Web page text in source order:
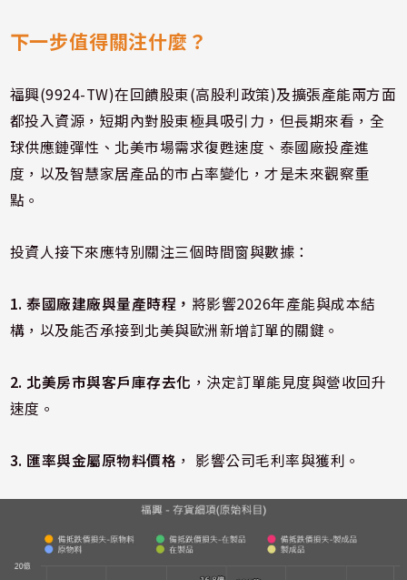
下一步值得關注什麼？
福興(9924-TW)在回饋股東(高股利政策)及擴張產能兩方面
都投入資源，短期內對股東極具吸引力，但長期來看，全
球供應鏈彈性、北美市場需求復甦速度、泰國廠投產進
度，以及智慧家居產品的市占率變化，才是未來觀察重
點。
投資人接下來應特別關注三個時間窗與數據：
1. 泰國廠建廠與量產時程， 將影響2026年產能與成本結
構，以及能否承接到北美與歐洲新增訂單的關鍵。
2. 北美房市與客戶庫存去化 ，決定訂單能見度與營收回升
速度。
3. 匯率與金屬原物料價格 ， 影響公司毛利率與獲利。